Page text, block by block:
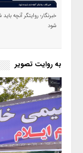
خبرنگار؛ روایتگر آنچه باید
شود
به روایت تصویر